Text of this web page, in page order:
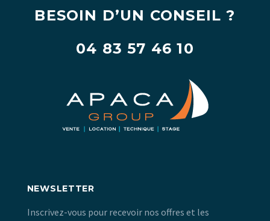
BESOIN D’UN CONSEIL ?
04 83 57 46 10
NEWSLETTER
Inscrivez-vous pour recevoir nos offres et les